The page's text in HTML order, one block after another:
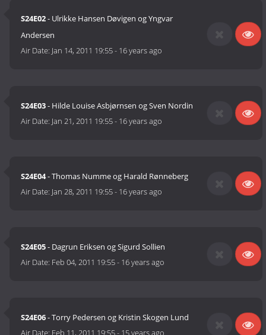
S24E02- Ulrikke Hansen Døvigen og Yngvar
Andersen
Air Date: Jan 14, 2011 19:55- 16 years ago
S24E03- Hilde Louise Asbjørnsen og Sven Nordin
Air Date: Jan 21, 2011 19:55- 16 years ago
S24E04- Thomas Numme og Harald Rønneberg
Air Date: Jan 28, 2011 19:55- 16 years ago
S24E05- Dagrun Eriksen og Sigurd Sollien
Air Date: Feb 04, 2011 19:55- 16 years ago
S24E06- Torry Pedersen og Kristin Skogen Lund
Air Date: Feb 11, 2011 19:55- 15 years ago